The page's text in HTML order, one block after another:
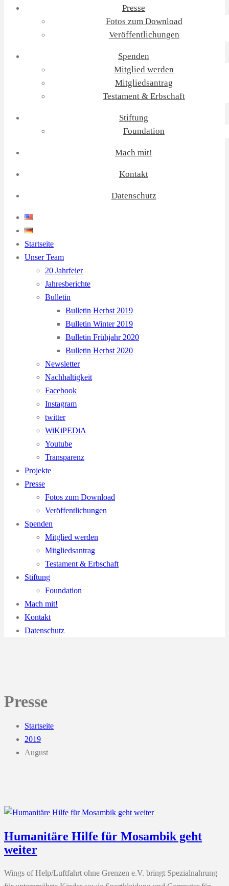
Presse
Fotos zum Download
Veröffentlichungen
Spenden
Mitglied werden
Mitgliedsantrag
Testament & Erbschaft
Stiftung
Foundation
Mach mit!
Kontakt
Datenschutz
Startseite
Unser Team
20 Jahrfeier
Jahresberichte
Bulletin
Bulletin Herbst 2019
Bulletin Winter 2019
Bulletin Frühjahr 2020
Bulletin Herbst 2020
Newsletter
Nachhaltigkeit
Facebook
Instagram
twitter
WiKiPEDiA
Youtube
Transparenz
Projekte
Presse
Fotos zum Download
Veröffentlichungen
Spenden
Mitglied werden
Mitgliedsantrag
Testament & Erbschaft
Stiftung
Foundation
Mach mit!
Kontakt
Datenschutz
Presse
Startseite
2019
August
Humanitäre Hilfe für Mosambik geht
weiter
Wings of Help/Luftfahrt ohne Grenzen e.V. bringt Spezialnahrung